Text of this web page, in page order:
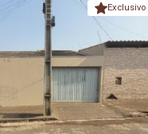
Exclusivo